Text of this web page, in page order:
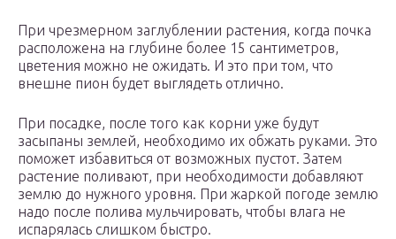
При чрезмерном заглублении растения, когда почка
расположена на глубине более 15 сантиметров,
цветения можно не ожидать. И это при том, что
внешне пион будет выглядеть отлично.
При посадке, после того как корни уже будут
засыпаны землей, необходимо их обжать руками. Это
поможет избавиться от возможных пустот. Затем
растение поливают, при необходимости добавляют
землю до нужного уровня. При жаркой погоде землю
надо после полива мульчировать, чтобы влага не
испарялась слишком быстро.